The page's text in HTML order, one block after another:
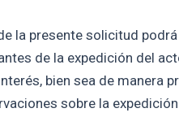
la presente solicitud
de la expedición del
bien sea de manera
sobre la